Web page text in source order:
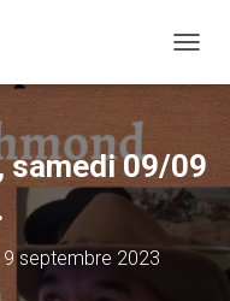
É
I
E
R
L
samedi 09/09
9 septembre 2023